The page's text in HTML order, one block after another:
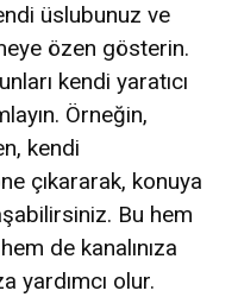
üslubunuz ve
özen gösterin.
kendi yaratıcı
Örneğin,
kendi
çıkararak, konuya
Bu hem
de kanalınıza
yardımcı olur.